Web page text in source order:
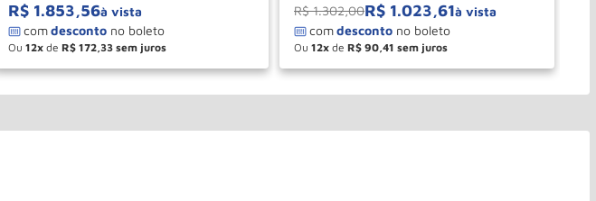
R$ 1.853,56à vista
Ou 12 de R$ 172,33
＋
－ COMPRAR
R$ 1.302,00R$ 1.023,61à vista
Ou 12 de R$ 90,41
＋
－ COMPRAR